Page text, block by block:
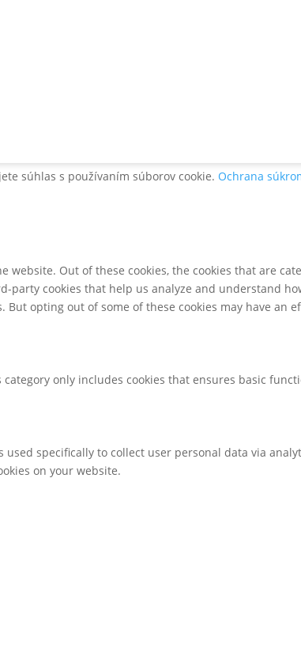
súhlas s používaním súborov cookie. Ochrana
Out of these cookies, the cookies that are
cookies that help us analyze and understand
opting out of some of these cookies may have an
only includes cookies that ensures basic
specifically to collect user personal data via
on your website.